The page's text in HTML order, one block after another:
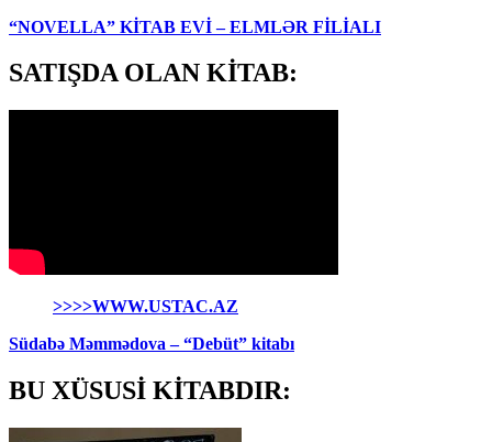
“NOVELLA” KİTAB EVİ – ELMLƏR FİLİALI
SATIŞDA OLAN KİTAB:
>>>>WWW.USTAC.AZ
Südabə Məmmədova – “Debüt” kitabı
BU XÜSUSİ KİTABDIR: